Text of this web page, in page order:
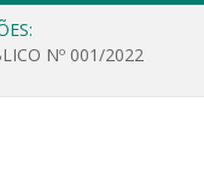
Nº 001/2022